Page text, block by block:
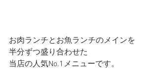
お肉ランチとお魚ランチのメインを
半分ずつ盛り合わせた
当店の人気No.1メニューです。